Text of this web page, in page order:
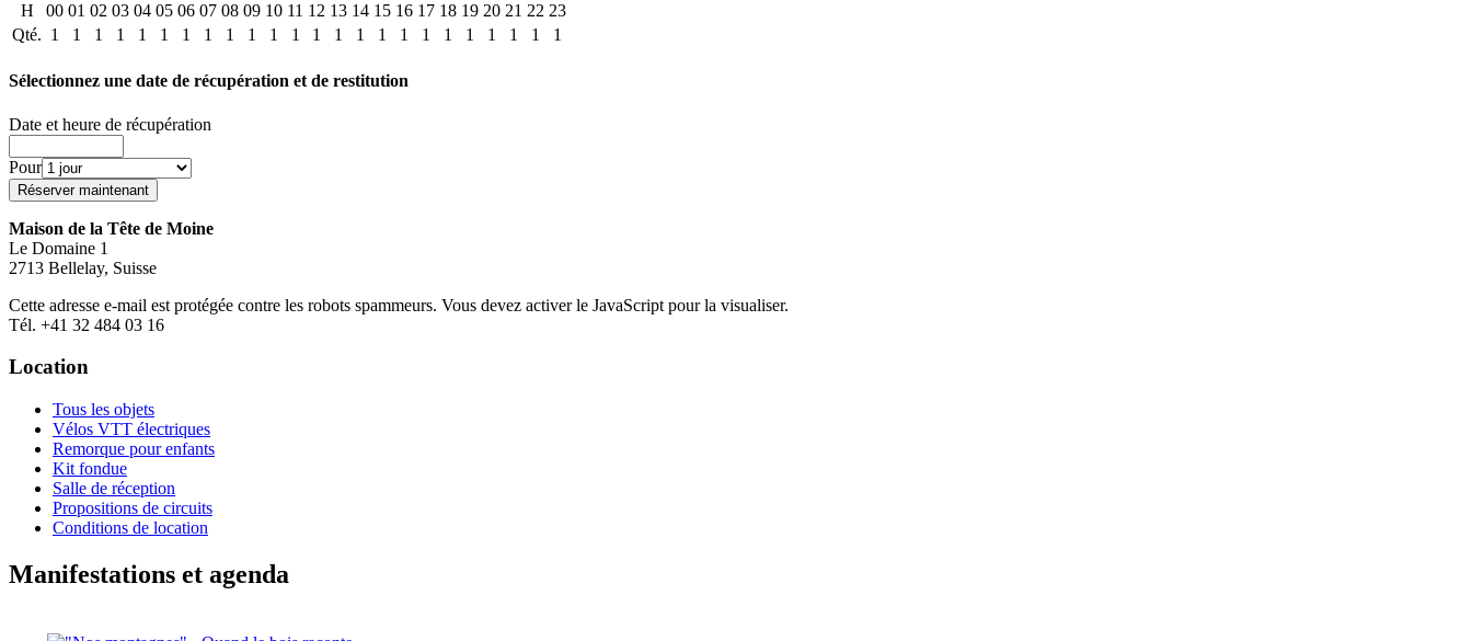
H 00 01 02 03 04 05 06 07 08 09 10 11 12 13 14 15 16 17 18 19 20 21 22 23
Qté. 1 1 1 1 1 1 1 1 1 1 1 1 1 1 1 1 1 1 1 1 1 1 1 1
Sélectionnez une date de récupération et de restitution
Date et heure de récupération
Pour
Maison de la Tête de Moine
Le Domaine 1
2713 Bellelay, Suisse
Cette adresse e-mail est protégée contre les robots spammeurs. Vous devez activer le JavaScript pour la visualiser.
Tél. +41 32 484 03 16
Location
Tous les objets
Vélos VTT électriques
Remorque pour enfants
Kit fondue
Salle de réception
Propositions de circuits
Conditions de location
Manifestations et agenda